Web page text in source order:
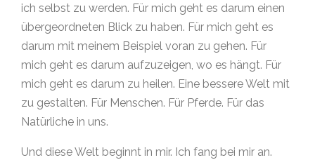
ich selbst zu werden. Für mich geht es darum einen
übergeordneten Blick zu haben. Für mich geht es
darum mit meinem Beispiel voran zu gehen. Für
mich geht es darum aufzuzeigen, wo es hängt. Für
mich geht es darum zu heilen. Eine bessere Welt mit
zu gestalten. Für Menschen. Für Pferde. Für das
Natürliche in uns.
Und diese Welt beginnt in mir. Ich fang bei mir an.